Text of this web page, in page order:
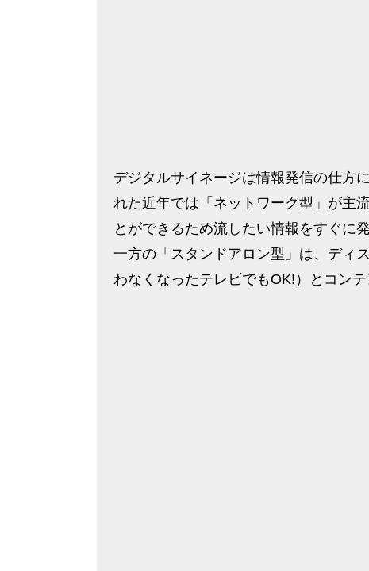
デジタルサイネージは情報発信の仕方
れた近年では「ネットワーク型」が主
とができるため流したい情報をすぐに
一方の「スタンドアロン型」は、ディ
わなくなったテレビでもOK!）とコン